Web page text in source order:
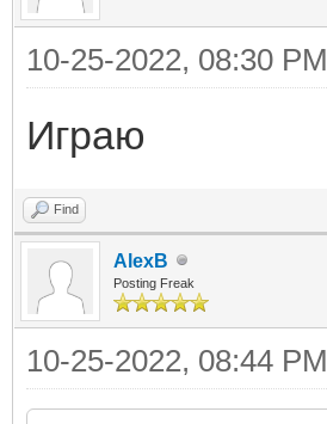
10-25-2022, 08:30 PM
Играю
Find
AlexB
Posting Freak
10-25-2022, 08:44 PM